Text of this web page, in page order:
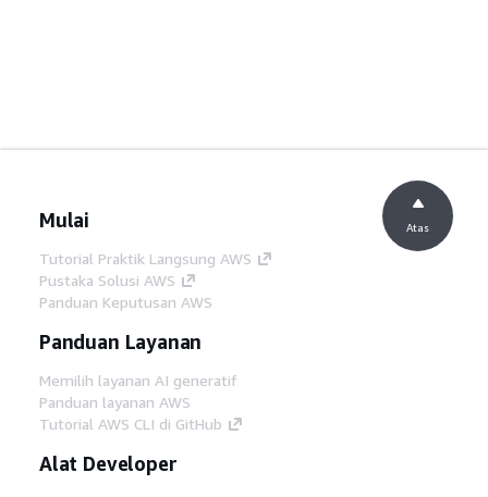
Mulai
Tutorial Praktik Langsung AWS
Pustaka Solusi AWS
Panduan Keputusan AWS
Panduan Layanan
Memilih layanan AI generatif
Panduan layanan AWS
Tutorial AWS CLI di GitHub
Alat Developer
Atas